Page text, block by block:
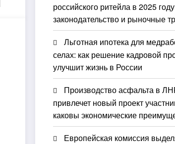
российского ритейла в 2025
законодательство и рыночные
Льготная ипотека для
селах: как решение кадровой
улучшит жизнь в России
Производство асфальта в
привлечет новый проект
каковы экономические
Европейская комиссия